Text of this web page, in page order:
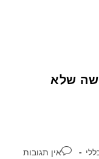
שלא
אין תגובות